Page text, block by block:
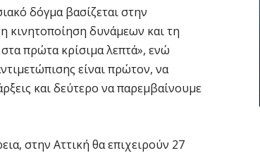
δόγμα βασίζεται στην
κινητοποίηση δυνάμεων και τη
πρώτα κρίσιμα λεπτά», ενώ
είναι πρώτον, να
και δεύτερο να παρεμβαίνουμε
στην Αττική θα επιχειρούν 27